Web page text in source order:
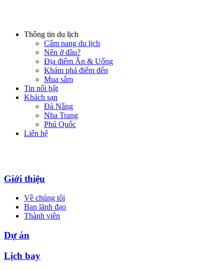
Thông tin du lịch
Cẩm nang du lịch
Nên ở đâu?
Địa điểm Ăn & Uống
Khám phá điểm đến
Mua sắm
Tin nổi bật
Khách sạn
Đà Nẵng
Nha Trang
Phú Quốc
Liên hệ
Giới thiệu
Về chúng tôi
Ban lãnh đạo
Thành viên
Dự án
Lịch bay